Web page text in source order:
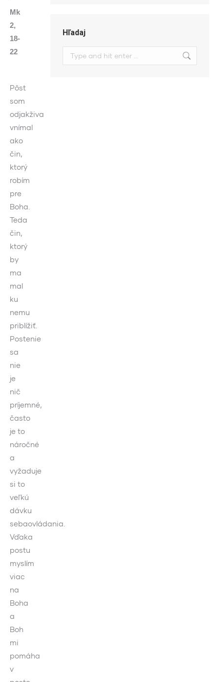
Mk
2,
18-
22
Pôst
som
odjakživa
vnímal
ako
čin,
ktorý
robím
pre
Boha.
Teda
čin,
ktorý
by
ma
mal
ku
nemu
priblížiť.
Postenie
sa
nie
je
nič
príjemné,
často
je to
náročné
a
vyžaduje
si to
veľkú
dávku
sebaovládania.
Vďaka
postu
myslím
viac
na
Boha
a
Boh
mi
pomáha
v
Hľadaj
Search: